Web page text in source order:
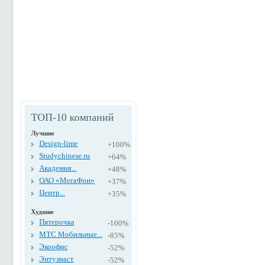
ТОП-10 компаний
Лучшие
Design-lime
+100%
Studychinese.ru
+64%
Академия...
+48%
ОАО «МегаФон»
+37%
Центр...
+35%
Худшие
Пятерочка
-100%
МТС Мобильные... -85%
Экоофис
-52%
Энтузиаст
-52%